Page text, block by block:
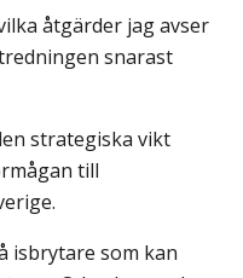
åtgärder jag avser
snarast
strategiska vikt
till
isbrytare som kan